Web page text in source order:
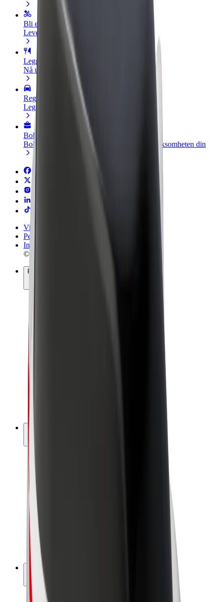
Bli et leveringsbud
Lever mat og få betalt ukentlig
Legg til en restaurant eller butikk
Nå ut til flere kunder og øk inntjeningen
Registrer deg som flåteeier
Legg til flåten din i Bolt og øk inntekten
Bolt for Business
Bolt-produkter og tjenester oppskalert for virksomheten din
Vilkår og betingelser
Personvern
Informasjonskapsler
© 2026 Bolt Technology OÜ
Produkter
Tjen med Bolt
Bedrift
Karrierer